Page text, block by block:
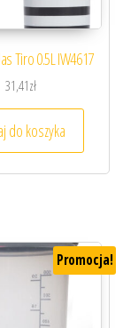
Tiro 0.5L IW4617
31,41zł
do koszyka
Promocja!